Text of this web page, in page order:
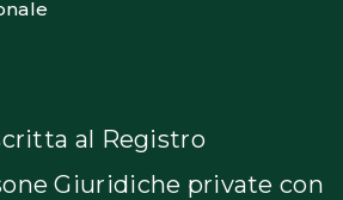
al Registro
Giuridiche private con